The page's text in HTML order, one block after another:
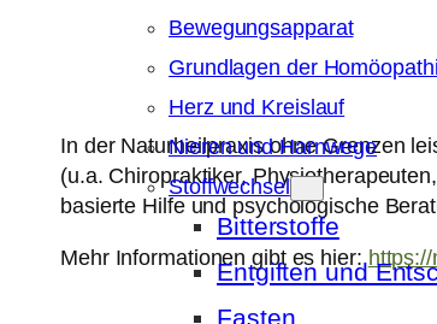
Bewegungsapparat
Grundlagen der
Herz und Kreislauf
Nieren und Harnwege
Stoffwechsel
Bitterstoffe
Entgiften und
Fasten
In der Naturheilpraxis ohne Grenzen
(u.a. Chiropraktiker,
basierte Hilfe und psychologische
Mehr Informationen gibt es hier: